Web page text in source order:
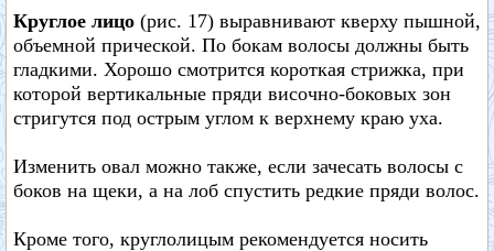
Круглое лицо (рис. 17) выравнивают кверху пышной,
объемной прической. По бокам волосы должны быть
гладкими. Хорошо смотрится короткая стрижка, при
которой вертикальные пряди височно-боковых зон
стригутся под острым углом к верхнему краю уха.
Изменить овал можно также, если зачесать волосы с
боков на щеки, а на лоб спустить редкие пряди волос.
Кроме того, круглолицым рекомендуется носить